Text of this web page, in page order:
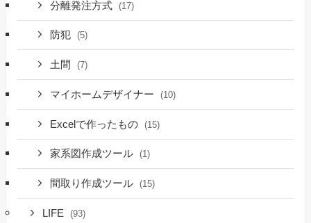
分離発注方式 (17)
防犯 (5)
土間 (7)
マイホームデザイナー (10)
Excelで作ったもの (15)
家系図作成ツール (1)
間取り作成ツール (15)
LIFE (93)